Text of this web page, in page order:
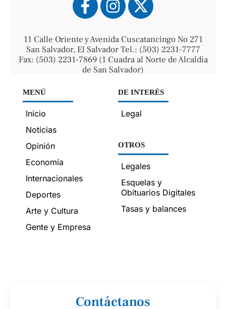
11 Calle Oriente y Avenida Cuscatancingo No 271
San Salvador, El Salvador Tel.: (503) 2231-7777
Fax: (503) 2231-7869 (1 Cuadra al Norte de Alcaldía
de San Salvador)
MENÚ
Inicio
Noticias
Opinión
Economía
Internacionales
Deportes
Arte y Cultura
Gente y Empresa
DE INTERÉS
Legal
OTROS
Legales
Esquelas y
Obituarios Digitales
Tasas y balances
Contáctanos